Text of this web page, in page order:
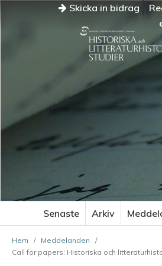
Skicka in bidrag
Senaste Arkiv
Hem / Meddelanden
/
Call for papers: Historiska och